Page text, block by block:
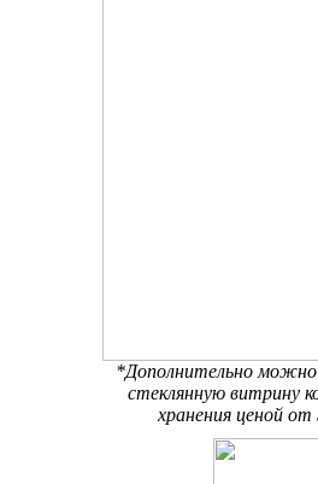
*Дополнительно можно
стеклянную витрину
хранения ценой